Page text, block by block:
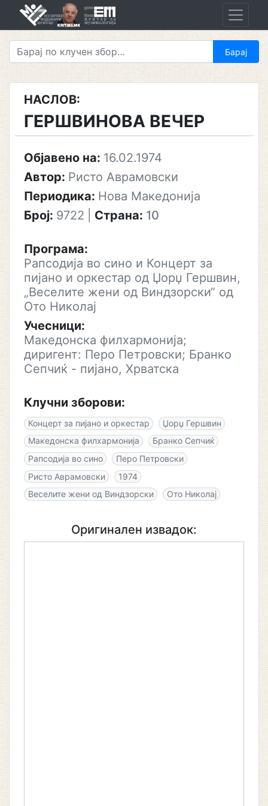
НАСЛОВ:
ГЕРШВИНОВА ВЕЧЕР
Објавено на: 16.02.1974
Автор: Ристо Аврамовски
Периодика: Нова Македонија
Број: 9722 Страна: 10
Програма:
Рапсодија во сино и Концерт за
пијано и оркестар од Џорџ Гершвин,
„Веселите жени од Виндзорски“ од
Ото Николај
Учесници:
Македонска филхармонија;
диригент: Перо Петровски; Бранко
Сепчиќ - пијано, Хрватска
Клучни зборови:
Концерт за пијано и оркестар
Џорџ Гершвин
Македонска филхармонија
Бранко Сепчиќ
Рапсодија во сино
Перо Петровски
Ристо Аврамовски
1974
Веселите жени од Виндзорски
Ото Николај
Оригинален извадок: